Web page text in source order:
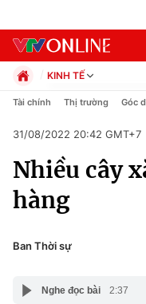
Chuyên mục
Chính trị
Pháp luật
KINH TẾ
Chính trị
Pháp luật
Kinh tế
Thể thao
Truyền hình
Y tế
Công nghệ
Tài chính Thị trường Góc
31/08/2022 20:42 GMT+7
Nhiều cây
hàng
Ban Thời sự
Nghe đọc bài 2:37